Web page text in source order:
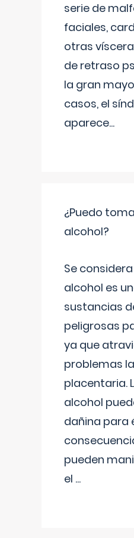
serie de
faciales,
otras
de retraso
la gran
casos, el
aparece...
¿Puedo
alcohol?
Se
alcohol es
sustancias
peligrosas
ya que
problemas
placentaria.
alcohol
dañina para
pueden
el ...